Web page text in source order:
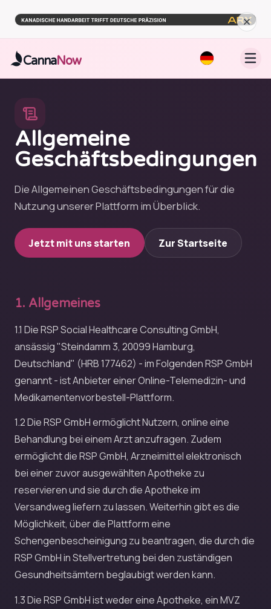
CannaNow
Allgemeine
Geschäftsbedingungen
Die Allgemeinen Geschäftsbedingungen für die
Nutzung unserer Plattform im Überblick.
Jetzt mit uns starten Zur Startseite
1. Allgemeines
1.1 Die RSP Social Healthcare Consulting GmbH,
ansässig "Steindamm 3, 20099 Hamburg,
Deutschland" (HRB 177462) - im Folgenden RSP GmbH
genannt - ist Anbieter einer Online-Telemedizin- und
Medikamentenvorbestell-Plattform.
1.2 Die RSP GmbH ermöglicht Nutzern, online eine
Behandlung bei einem Arzt anzufragen. Zudem
ermöglicht die RSP GmbH, Arzneimittel elektronisch
bei einer zuvor ausgewählten Apotheke zu
reservieren und sie durch die Apotheke im
Versandweg liefern zu lassen. Weiterhin gibt es die
Möglichkeit, über die Plattform eine
Schengenbescheinigung zu beantragen, die durch die
RSP GmbH in Stellvertretung bei den zuständigen
Gesundheitsämtern beglaubigt werden kann.
1.3 Die RSP GmbH ist weder eine Apotheke, ein MVZ